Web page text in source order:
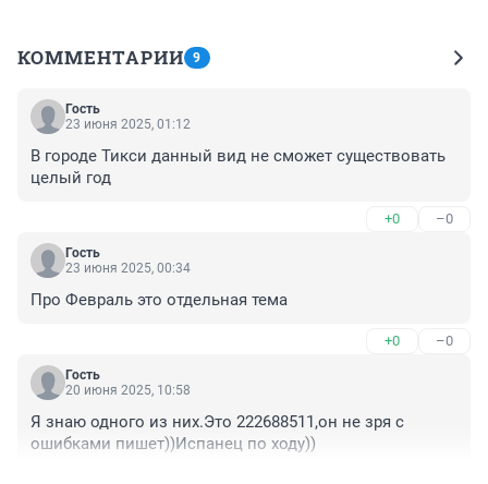
КОММЕНТАРИИ 9
Гость
23 июня 2025, 01:12
В городе Тикси данный вид не сможет существовать
целый год
+0 –0
Гость
23 июня 2025, 00:34
Про Февраль это отдельная тема
+0 –0
Гость
20 июня 2025, 10:58
Я знаю одного из них.Это 222688511,он не зря с
ошибками пишет))Испанец по ходу))